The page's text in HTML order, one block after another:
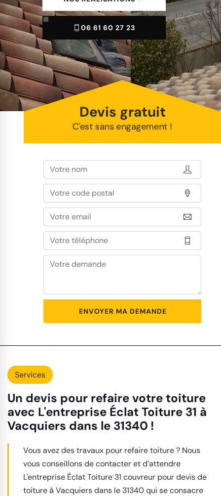
06 61 60 27 23
Devis gratuit
C'est sans engagement !
Services
Un devis pour refaire votre toiture
avec L'entreprise Éclat Toiture 31 à
Vacquiers dans le 31340 !
Vous avez des travaux pour refaire toiture ? Nous
vous conseillons de contacter et d’attendre
L'entreprise Éclat Toiture 31 couvreur pour devis de
toiture à Vacquiers dans le 31340 qui se consacre